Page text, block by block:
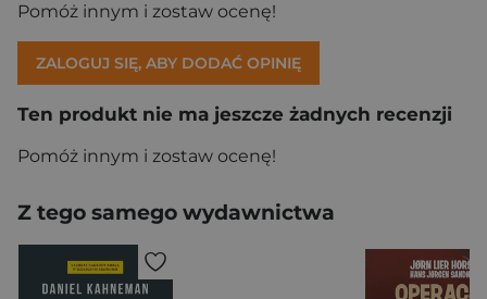
Pomóż innym i zostaw ocenę!
ZALOGUJ SIĘ, ABY DODAĆ OPINIĘ
Ten produkt nie ma jeszcze żadnych recenzji
Pomóż innym i zostaw ocenę!
Z tego samego wydawnictwa